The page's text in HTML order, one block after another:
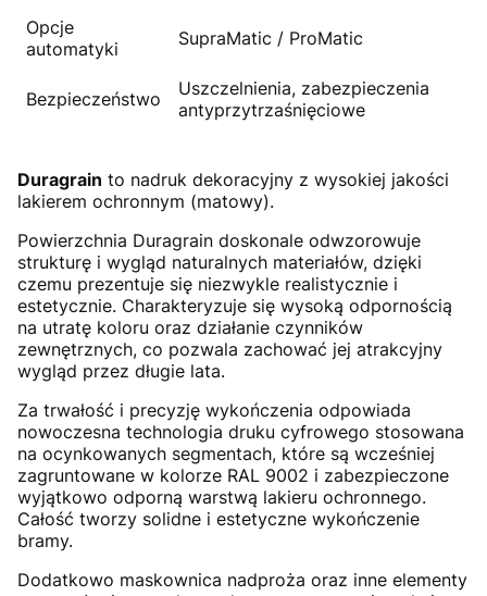
Opcje
automatyki
SupraMatic / ProMatic
Bezpieczeństwo
Uszczelnienia, zabezpieczenia
antyprzytrzaśnięciowe
Duragrain to nadruk dekoracyjny z wysokiej jakości
lakierem ochronnym (matowy).
Powierzchnia Duragrain doskonale odwzorowuje
strukturę i wygląd naturalnych materiałów, dzięki
czemu prezentuje się niezwykle realistycznie i
estetycznie. Charakteryzuje się wysoką odpornością
na utratę koloru oraz działanie czynników
zewnętrznych, co pozwala zachować jej atrakcyjny
wygląd przez długie lata.
Za trwałość i precyzję wykończenia odpowiada
nowoczesna technologia druku cyfrowego stosowana
na ocynkowanych segmentach, które są wcześniej
zagruntowane w kolorze RAL 9002 i zabezpieczone
wyjątkowo odporną warstwą lakieru ochronnego.
Całość tworzy solidne i estetyczne wykończenie
bramy.
Dodatkowo maskownica nadproża oraz inne elementy